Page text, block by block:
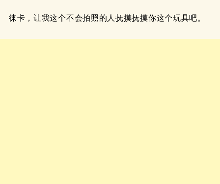
徕卡，让我这个不会拍照的人抚摸抚摸你这个玩具吧。